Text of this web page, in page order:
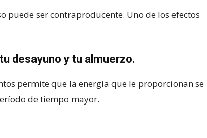
puede ser contraproducente. Uno de los efectos
desayuno y tu almuerzo.
permite que la energía que le proporcionan se
de tiempo mayor.